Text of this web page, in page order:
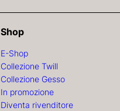
Shop
E-Shop
Collezione Twill
Collezione Gesso
In promozione
Diventa rivenditore